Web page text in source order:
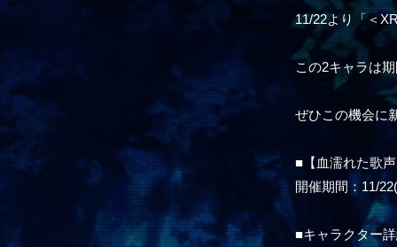
11/22より「＜
この2キャラは
ぜひこの機会に
■【血濡れた歌
開催期間：11/
■キャラクター